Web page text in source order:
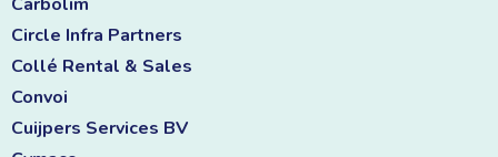
Circle Infra Partners
Collé Rental & Sales
Convoi
Cuijpers Services BV